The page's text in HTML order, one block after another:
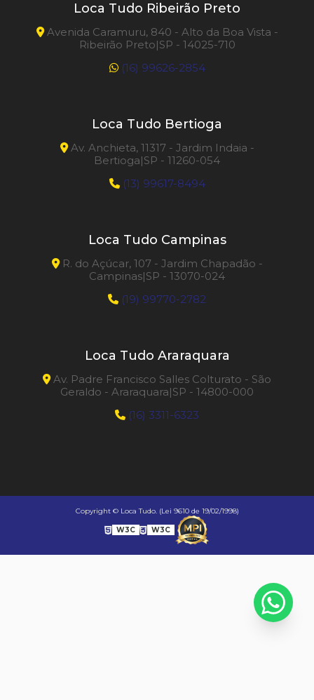
Loca Tudo Ribeirão Preto
Avenida Caramuru, 840 - Alto da Boa Vista -
Ribeirão Preto|SP - 14025-710
(16) 99626-2854
Loca Tudo Bertioga
Av. Anchieta, 11317 - Jardim Indaia -
Bertioga|SP - 11260-054
(13) 99617-8494
Loca Tudo Campinas
R. do Açúcar, 107 - Jardim Chapadão -
Campinas|SP - 13070-024
(19) 99770-2782
Loca Tudo Araraquara
Av. Padre Francisco Salles Colturato - São
Geraldo - Araraquara|SP - 14800-000
(16) 3311-6323
Copyright © Loca Tudo. (Lei 9610 de 19/02/1998)
W3C W3C